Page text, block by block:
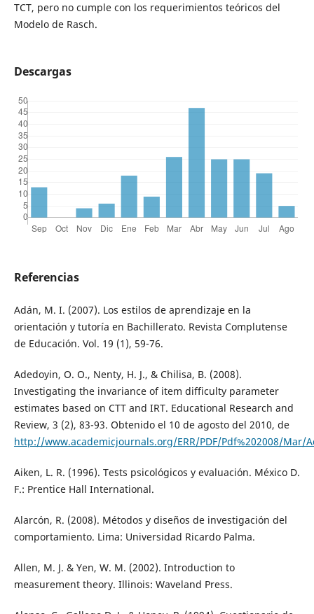
TCT, pero no cumple con los requerimientos teóricos del
Modelo de Rasch.
Descargas
Referencias
Adán, M. I. (2007). Los estilos de aprendizaje en la
orientación y tutoría en Bachillerato. Revista Complutense
de Educación. Vol. 19 (1), 59-76.
Adedoyin, O. O., Nenty, H. J., & Chilisa, B. (2008).
Investigating the invariance of item difficulty parameter
estimates based on CTT and IRT. Educational Research and
Review, 3 (2), 83-93. Obtenido el 10 de agosto del 2010, de
http://www.academicjournals.org/ERR/PDF/Pdf%202008/Mar/
Aiken, L. R. (1996). Tests psicológicos y evaluación. México D.
F.: Prentice Hall International.
Alarcón, R. (2008). Métodos y diseños de investigación del
comportamiento. Lima: Universidad Ricardo Palma.
Allen, M. J. & Yen, W. M. (2002). Introduction to
measurement theory. Illinois: Waveland Press.